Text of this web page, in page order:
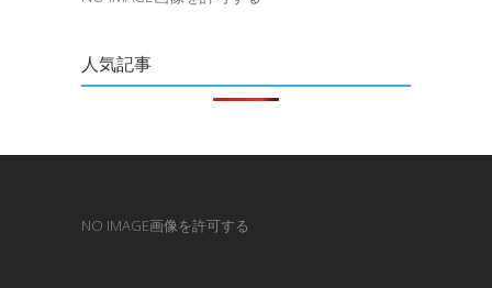
人気記事
NO IMAGE画像を許可する